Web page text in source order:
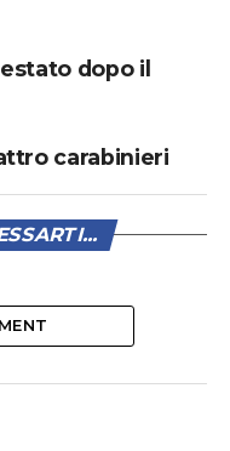
dopo il
carabinieri